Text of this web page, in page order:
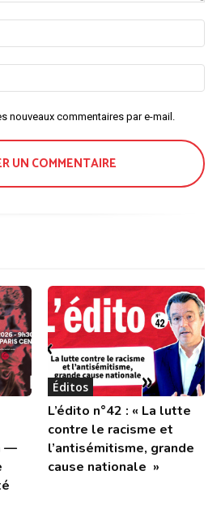
/
:*
nouveaux commentaires par e-mail.
—
Éditos
L’édito n°42 : « La lutte
contre le racisme et
l’antisémitisme, grande
cause nationale »